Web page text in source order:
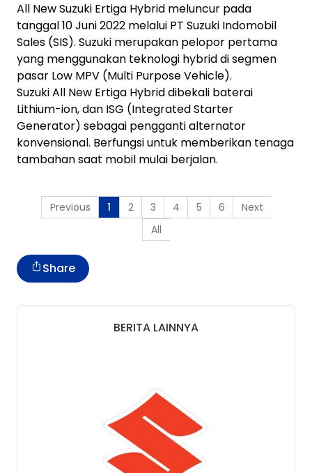
All New Suzuki Ertiga Hybrid meluncur pada
tanggal 10 Juni 2022 melalui PT Suzuki Indomobil
Sales (SIS). Suzuki merupakan pelopor pertama
yang menggunakan teknologi hybrid di segmen
pasar Low MPV (Multi Purpose Vehicle).
Suzuki All New Ertiga Hybrid dibekali baterai
Lithium-ion, dan ISG (Integrated Starter
Generator) sebagai pengganti alternator
konvensional. Berfungsi untuk memberikan tenaga
tambahan saat mobil mulai berjalan.
Previous 1 2 3 4 5 6
Next
All
Share
BERITA LAINNYA